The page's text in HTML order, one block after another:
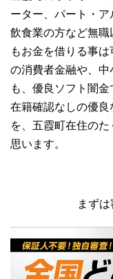
ーター、パート・ア
飲食業の方など無
もお金を借りる事
の消費者金融や、
も、優良ソフト闇金
在籍確認なしの優
を、五霞町在住の
思います。
まず